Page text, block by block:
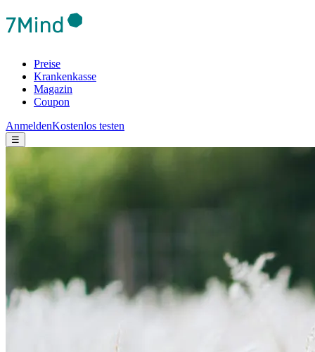
Preise
Krankenkasse
Magazin
Coupon
AnmeldenKostenlos testen
☰